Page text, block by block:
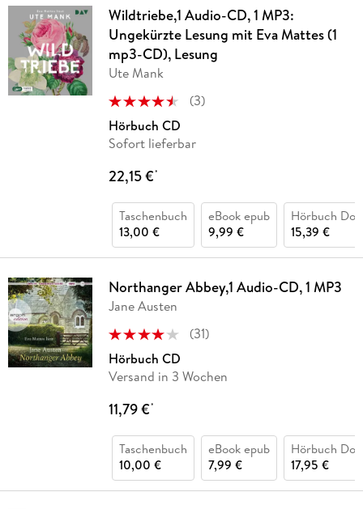
Wildtriebe,1 Audio-CD, 1 MP3:
Ungekürzte Lesung mit Eva Mattes (1
mp3-CD), Lesung
Ute Mank
(3)
Hörbuch CD
Sofort lieferbar
22,15 €*
Taschenbuch
13,00 €
eBook epub
9,99 €
Hörbuch
15,39 €
Northanger Abbey,1 Audio-CD, 1 MP3
Jane Austen
(31)
Hörbuch CD
Versand in 3 Wochen
11,79 €*
Taschenbuch
10,00 €
eBook epub
7,99 €
Hörbuch
17,95 €